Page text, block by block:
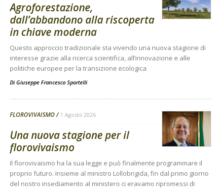
Agroforestazione,
dall’abbandono alla riscoperta
in chiave moderna
Questo approccio tradizionale sta vivendo una nuova stagione di
interesse grazie alla ricerca scientifica, all’innovazione e alle
politiche europee per la transizione ecologica
Di Giuseppe Francesco Sportelli
FLOROVIVAISMO 1 Agosto 2026
Una nuova stagione per il
florovivaismo
Il florovivaismo ha la sua legge e può finalmente programmare il
proprio futuro. Insieme al ministro Lollobrigida, fin dal primo giorno
del nostro insediamento al ministero ci eravamo ripromessi di